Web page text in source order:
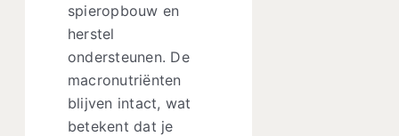
spieropbouw en
herstel
ondersteunen. De
macronutriënten
blijven intact, wat
betekent dat je